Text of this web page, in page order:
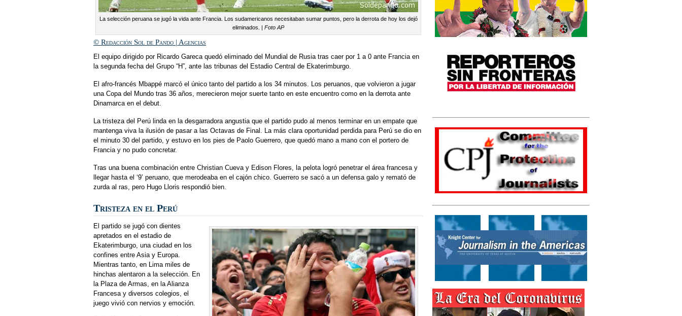
La selección peruana se jugó la vida ante Francia. Los sudamericanos necesitaban sumar puntos, pero la derrota de hoy los dejó
eliminados. | Foto AP
© Redacción Sol de Pando | Agencias
El equipo dirigido por Ricardo Gareca quedó eliminado del Mundial de Rusia tras caer por 1 a 0 ante Francia en
la segunda fecha del Grupo “H”, ante las tribunas del Estadio Central de Ekaterimburgo.
El afro-francés Mbappé marcó el único tanto del partido a los 34 minutos. Los peruanos, que volvieron a jugar
una Copa del Mundo tras 36 años, merecieron mejor suerte tanto en este encuentro como en la derrota ante
Dinamarca en el debut.
La tristeza del Perú linda en la desgarradora angustia que el partido pudo al menos terminar en un empate que
mantenga viva la ilusión de pasar a las Octavas de Final. La más clara oportunidad perdida para Perú se dio en
el minuto 30 del partido, y estuvo en los pies de Paolo Guerrero, que quedó mano a mano con el portero de
Francia y no pudo concretar.
Tras una buena combinación entre Christian Cueva y Edison Flores, la pelota logró penetrar el área francesa y
llegar hasta el ‘9’ peruano, que merodeaba en el cajón chico. Guerrero se sacó a un defensa galo y remató de
zurda al ras, pero Hugo Lloris respondió bien.
Tristeza en el Perú
El partido se jugó con dientes
apretados en el estadio de
Ekaterimburgo, una ciudad en los
confines entre Asia y Europa.
Mientras tanto, en Lima miles de
hinchas alentaron a la selección. En
la Plaza de Armas, en la Alianza
Francesa y diversos colegios, el
juego vivió con nervios y emoción.